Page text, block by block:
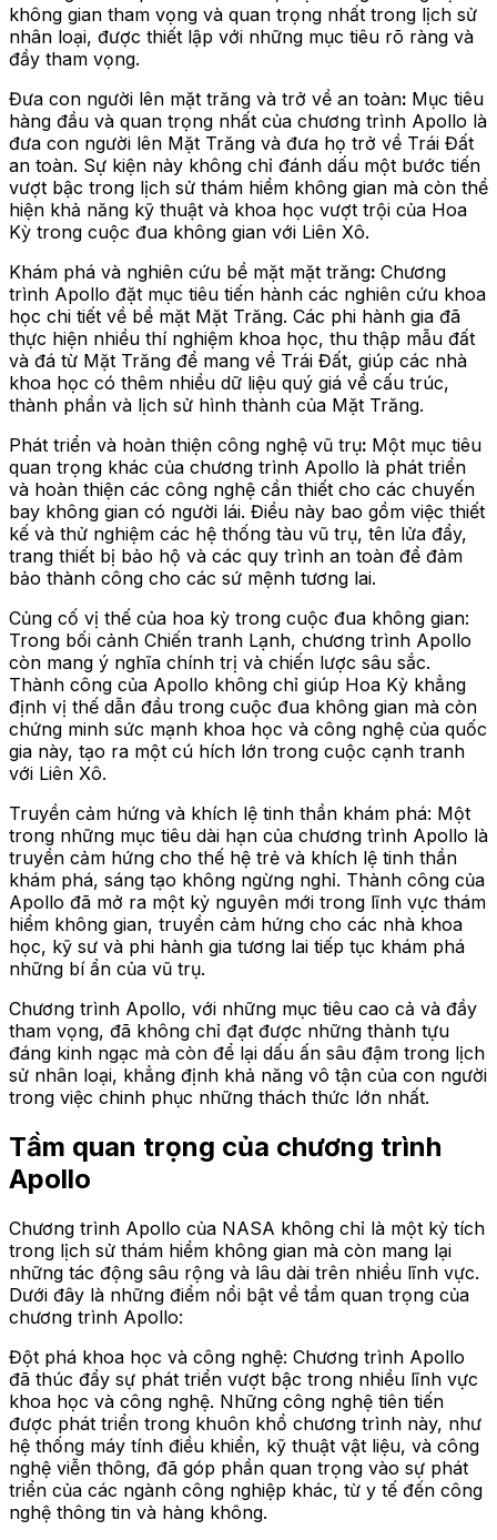
không gian tham vọng và quan trọng nhất trong lịch sử
nhân loại, được thiết lập với những mục tiêu rõ ràng và
đầy tham vọng.
Đưa con người lên mặt trăng và trở về an toàn: Mục tiêu
hàng đầu và quan trọng nhất của chương trình Apollo là
đưa con người lên Mặt Trăng và đưa họ trở về Trái Đất
an toàn. Sự kiện này không chỉ đánh dấu một bước tiến
vượt bậc trong lịch sử thám hiểm không gian mà còn thể
hiện khả năng kỹ thuật và khoa học vượt trội của Hoa
Kỳ trong cuộc đua không gian với Liên Xô.
Khám phá và nghiên cứu bề mặt mặt trăng: Chương
trình Apollo đặt mục tiêu tiến hành các nghiên cứu khoa
học chi tiết về bề mặt Mặt Trăng. Các phi hành gia đã
thực hiện nhiều thí nghiệm khoa học, thu thập mẫu đất
và đá từ Mặt Trăng để mang về Trái Đất, giúp các nhà
khoa học có thêm nhiều dữ liệu quý giá về cấu trúc,
thành phần và lịch sử hình thành của Mặt Trăng.
Phát triển và hoàn thiện công nghệ vũ trụ: Một mục tiêu
quan trọng khác của chương trình Apollo là phát triển
và hoàn thiện các công nghệ cần thiết cho các chuyến
bay không gian có người lái. Điều này bao gồm việc thiết
kế và thử nghiệm các hệ thống tàu vũ trụ, tên lửa đẩy,
trang thiết bị bảo hộ và các quy trình an toàn để đảm
bảo thành công cho các sứ mệnh tương lai.
Củng cố vị thế của hoa kỳ trong cuộc đua không gian:
Trong bối cảnh Chiến tranh Lạnh, chương trình Apollo
còn mang ý nghĩa chính trị và chiến lược sâu sắc.
Thành công của Apollo không chỉ giúp Hoa Kỳ khẳng
định vị thế dẫn đầu trong cuộc đua không gian mà còn
chứng minh sức mạnh khoa học và công nghệ của quốc
gia này, tạo ra một cú hích lớn trong cuộc cạnh tranh
với Liên Xô.
Truyền cảm hứng và khích lệ tinh thần khám phá: Một
trong những mục tiêu dài hạn của chương trình Apollo là
truyền cảm hứng cho thế hệ trẻ và khích lệ tinh thần
khám phá, sáng tạo không ngừng nghỉ. Thành công của
Apollo đã mở ra một kỷ nguyên mới trong lĩnh vực thám
hiểm không gian, truyền cảm hứng cho các nhà khoa
học, kỹ sư và phi hành gia tương lai tiếp tục khám phá
những bí ẩn của vũ trụ.
Chương trình Apollo, với những mục tiêu cao cả và đầy
tham vọng, đã không chỉ đạt được những thành tựu
đáng kinh ngạc mà còn để lại dấu ấn sâu đậm trong lịch
sử nhân loại, khẳng định khả năng vô tận của con người
trong việc chinh phục những thách thức lớn nhất.
Tầm quan trọng của chương trình
Apollo
Chương trình Apollo của NASA không chỉ là một kỳ tích
trong lịch sử thám hiểm không gian mà còn mang lại
những tác động sâu rộng và lâu dài trên nhiều lĩnh vực.
Dưới đây là những điểm nổi bật về tầm quan trọng của
chương trình Apollo:
Đột phá khoa học và công nghệ: Chương trình Apollo
đã thúc đẩy sự phát triển vượt bậc trong nhiều lĩnh vực
khoa học và công nghệ. Những công nghệ tiên tiến
được phát triển trong khuôn khổ chương trình này, như
hệ thống máy tính điều khiển, kỹ thuật vật liệu, và công
nghệ viễn thông, đã góp phần quan trọng vào sự phát
triển của các ngành công nghiệp khác, từ y tế đến công
nghệ thông tin và hàng không.